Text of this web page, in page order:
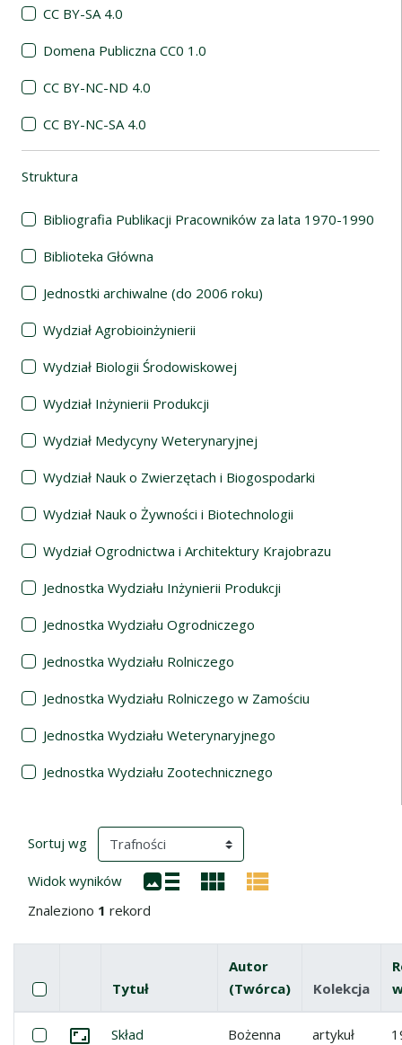
CC BY-SA 4.0
Domena Publiczna CC0 1.0
CC BY-NC-ND 4.0
CC BY-NC-SA 4.0
Struktura
Bibliografia Publikacji Pracowników za lata 1970-1990
Biblioteka Główna
Jednostki archiwalne (do 2006 roku)
Wydział Agrobioinżynierii
Wydział Biologii Środowiskowej
Wydział Inżynierii Produkcji
Wydział Medycyny Weterynaryjnej
Wydział Nauk o Zwierzętach i Biogospodarki
Wydział Nauk o Żywności i Biotechnologii
Wydział Ogrodnictwa i Architektury Krajobrazu
Jednostka Wydziału Inżynierii Produkcji
Jednostka Wydziału Ogrodniczego
Jednostka Wydziału Rolniczego
Jednostka Wydziału Rolniczego w Zamościu
Jednostka Wydziału Weterynaryjnego
Jednostka Wydziału Zootechnicznego
Wyniki wyszukiwania
Sortuj wg (automatyczne przeładowanie treści)
Widok wyników
Znaleziono 1 rekord
Lista pozycji
Pole wyboru
Zaznacz wszystkie pozycje
Miniatura
Tytuł
Autor
(Twórca)
Kolekcja
Zaznacz: Skład gatunkowy mszyc uszkadzających
Skład
Bożenna
artykuł